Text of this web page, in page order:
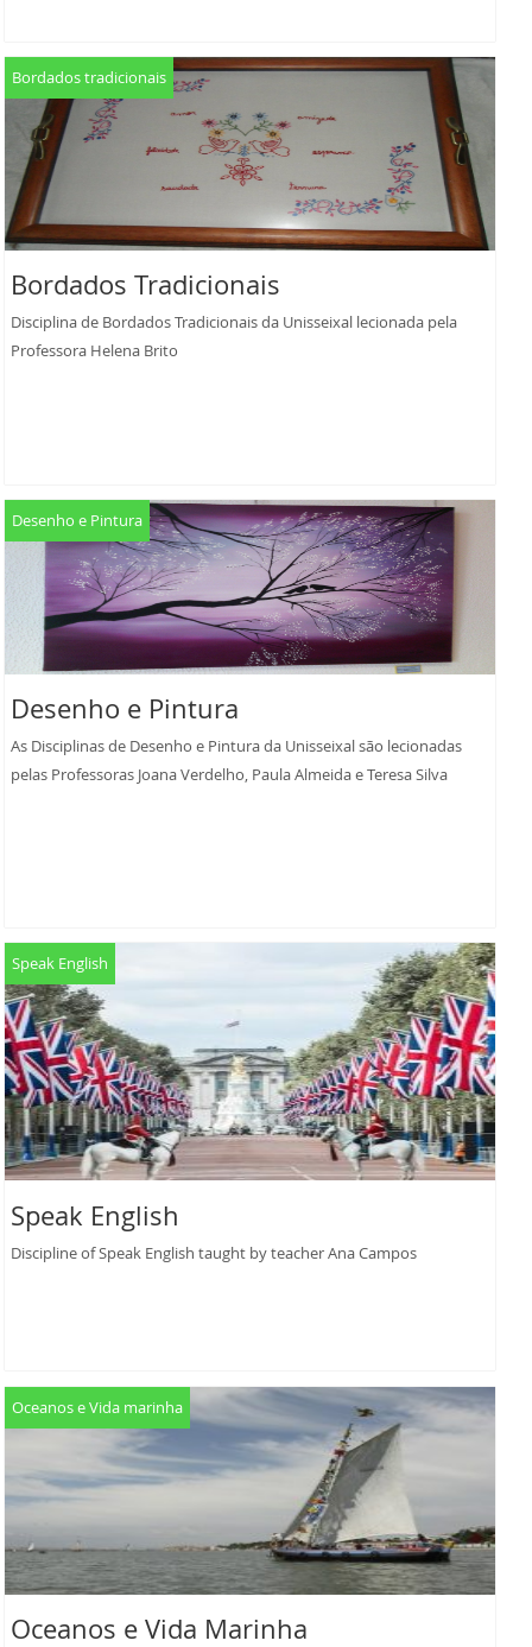
Bordados tradicionais
Bordados Tradicionais
Disciplina de Bordados Tradicionais da Unisseixal lecionada pela
Professora Helena Brito
Desenho e Pintura
Desenho e Pintura
As Disciplinas de Desenho e Pintura da Unisseixal são lecionadas
pelas Professoras Joana Verdelho, Paula Almeida e Teresa Silva
Speak English
Speak English
Discipline of Speak English taught by teacher Ana Campos
Oceanos e Vida marinha
Oceanos e Vida Marinha